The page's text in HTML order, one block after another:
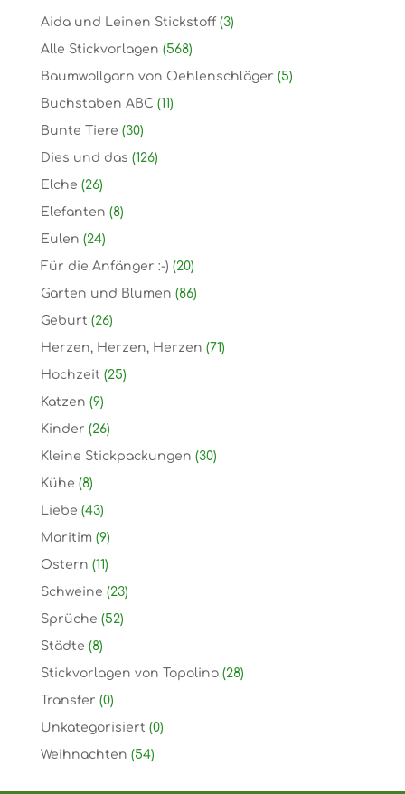
Aida und Leinen Stickstoff (3)
Alle Stickvorlagen (568)
Baumwollgarn von Oehlenschläger (5)
Buchstaben ABC (11)
Bunte Tiere (30)
Dies und das (126)
Elche (26)
Elefanten (8)
Eulen (24)
Für die Anfänger :-) (20)
Garten und Blumen (86)
Geburt (26)
Herzen, Herzen, Herzen (71)
Hochzeit (25)
Katzen (9)
Kinder (26)
Kleine Stickpackungen (30)
Kühe (8)
Liebe (43)
Maritim (9)
Ostern (11)
Schweine (23)
Sprüche (52)
Städte (8)
Stickvorlagen von Topolino (28)
Transfer (0)
Unkategorisiert (0)
Weihnachten (54)